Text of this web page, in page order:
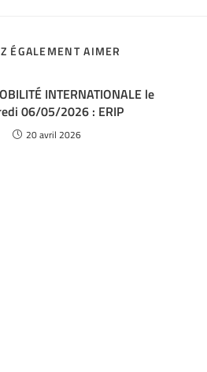
ÉGALEMENT AIMER
INTERNATIONALE le
06/05/2026 : ERIP
20 avril 2026